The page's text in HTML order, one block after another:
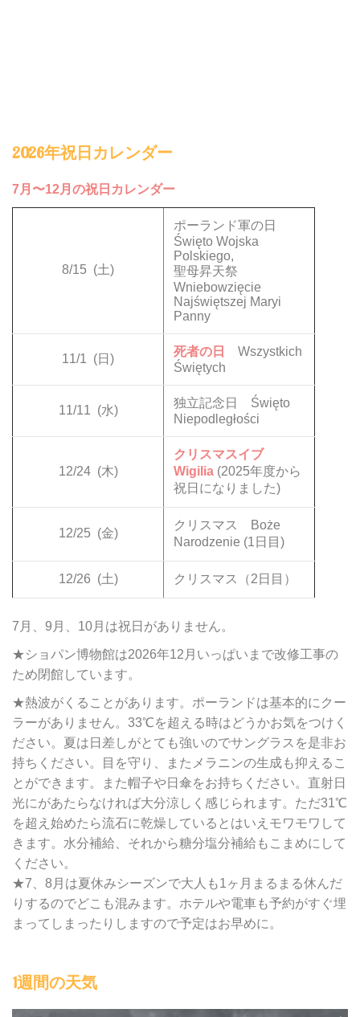
2026年祝日カレンダー
7月〜12月の祝日カレンダー
8/15 (土)
ポーランド軍の日
Święto Wojska
Polskiego,
聖母昇天祭
Wniebowzięcie
Najświętszej Maryi
Panny
11/1 (日)
死者の日
Wszystkich
Świętych
11/11 (水)
独立記念日 Święto
Niepodległości
12/24 (木)
クリスマスイブ
Wigilia (2025年度から
祝日になりました)
12/25 (金)
クリスマス Boże
Narodzenie (1日目)
12/26 (土) クリスマス（2日目）
7月、9月、10月は祝日がありません。
★ショパン博物館は2026年12月いっぱいまで改修工事の
ため閉館しています。
★熱波がくることがあります。ポーランドは基本的にクー
ラーがありません。33℃を超える時はどうかお気をつけく
ださい。夏は日差しがとても強いのでサングラスを是非お
持ちください。目を守り、またメラニンの生成も抑えるこ
とができます。また帽子や日傘をお持ちください。直射日
光にがあたらなければ大分涼しく感じられます。ただ31℃
を超え始めたら流石に乾燥しているとはいえモワモワして
きます。水分補給、それから糖分塩分補給もこまめにして
ください。
★7、8月は夏休みシーズンで大人も1ヶ月まるまる休んだ
りするのでどこも混みます。ホテルや電車も予約がすぐ埋
まってしまったりしますので予定はお早めに。
1週間の天気